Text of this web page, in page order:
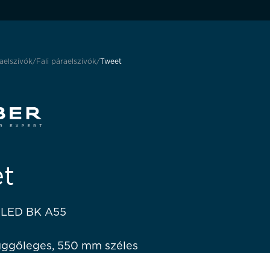
Fali páraelszívók Tweet
BK A55
550 mm széles